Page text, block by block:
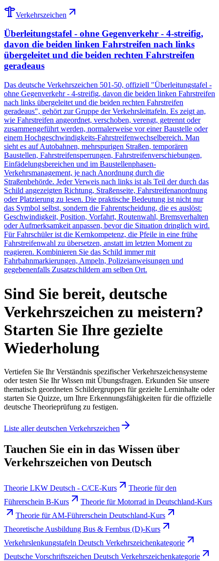
Verkehrszeichen
Überleitungstafel - ohne Gegenverkehr - 4-streifig,
davon die beiden linken Fahrstreifen nach links
übergeleitet und die beiden rechten Fahrstreifen
geradeaus
Das deutsche Verkehrszeichen 501-50, offiziell "Überleitungstafel -
ohne Gegenverkehr - 4-streifig, davon die beiden linken Fahrstreifen
nach links übergeleitet und die beiden rechten Fahrstreifen
geradeaus", gehört zur Gruppe der Verkehrsleittafeln. Es zeigt an,
wie Fahrstreifen angeordnet, verschoben, verengt, getrennt oder
zusammengeführt werden, normalerweise vor einer Baustelle oder
einem Hochgeschwindigkeits-Fahrstreifenwechselbereich. Man
sieht es auf Autobahnen, mehrspurigen Straßen, temporären
Baustellen, Fahrstreifen­sperrungen, Fahrstreifenverschiebungen,
Einfädelungsbereichen und im Baustellenphasen-
Verkehrsmanagement, je nach Anordnung durch die
Straßenbehörde. Jeder Verweis nach links ist als Teil der durch das
Schild angezeigten Richtung, Straßenseite, Fahrstreifenanordnung
oder Platzierung zu lesen. Die praktische Bedeutung ist nicht nur
das Symbol selbst, sondern die Fahr­entscheidung, die es auslöst:
Geschwindigkeit, Position, Vorfahrt, Routenwahl, Bremsverhalten
oder Aufmerksamkeit anpassen, bevor die Situation dringlich wird.
Für Fahrschüler ist die Kernkompetenz, die Pfeile in eine frühe
Fahrstreifenwahl zu übersetzen, anstatt im letzten Moment zu
reagieren. Kombinieren Sie das Schild immer mit
Fahrbahnmarkierungen, Ampeln, Polizeianweisungen und
gegebenenfalls Zusatzschildern am selben Ort.
Sind Sie bereit, deutsche
Verkehrszeichen zu meistern?
Starten Sie Ihre gezielte
Wiederholung
Vertiefen Sie Ihr Verständnis spezifischer Verkehrszeichensysteme
oder testen Sie Ihr Wissen mit Übungsfragen. Erkunden Sie unsere
thematisch geordneten Schildergruppen für gezielte Lerninhalte oder
starten Sie Quizze, um Ihre Erkennungsfähigkeiten für die offizielle
deutsche Theorieprüfung zu festigen.
Liste aller deutschen Verkehrszeichen
Tauchen Sie ein in das Wissen über
Verkehrszeichen von Deutsch
Theorie LKW Deutsch - C/CE-Kurs
Theorie für den
Führerschein B-Kurs
Theorie für Motorrad in Deutschland-Kurs
Theorie für AM-Führerschein Deutschland-Kurs
Theoretische Ausbildung Bus & Fernbus (D)-Kurs
Verkehrslenkungstafeln Deutsch Verkehrszeichenkategorie
Deutsche Vorschriftszeichen Deutsch Verkehrszeichenkategorie